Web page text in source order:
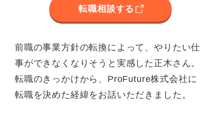
転職相談する
前職の事業方針の転換によって、やりたい仕
事ができなくなりそうと実感した正木さん。
転職のきっかけから、ProFuture株式会社に
転職を決めた経緯をお話いただきました。